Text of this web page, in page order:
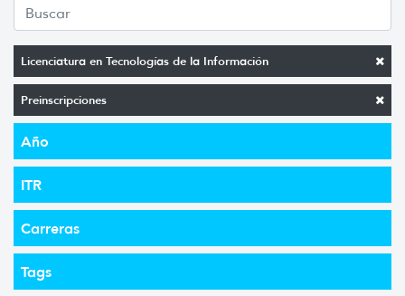
Licenciatura en Tecnologías de la Información
Preinscripciones
Año
ITR
Carreras
Tags